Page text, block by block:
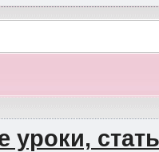
уроки,